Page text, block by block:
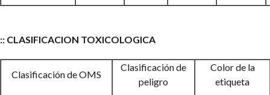
:: CLASIFICACION TOXICOLOGICA
Clasificación de OMS
Clasificación de
peligro
Color de la
etiqueta